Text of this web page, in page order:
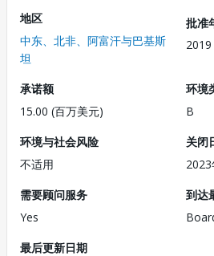
地区
中东、北非、阿富汗与巴基斯
坦
批准
2019
承诺额
15.00 (百万美元)
环境
B
环境与社会风险
不适用
关闭
需要顾问服务
Yes
到达
最后更新日期